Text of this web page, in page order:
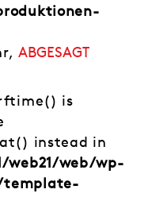
ABGESAGT
is
instead in
web/wp-